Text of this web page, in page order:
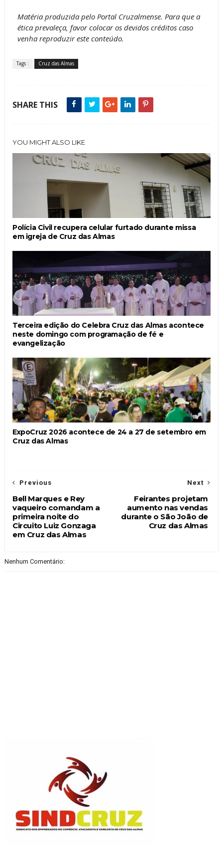
Matéria produzida pelo Portal Cruzalmense. Para que a
ética prevaleça, favor colocar os devidos créditos caso
venha reproduzir este conteúdo.
Tags : Cruz das Almas
SHARE THIS
YOU MIGHT ALSO LIKE
Polícia Civil recupera celular furtado durante missa
em igreja de Cruz das Almas
Terceira edição do Celebra Cruz das Almas acontece
neste domingo com programação de fé e
evangelização
ExpoCruz 2026 acontece de 24 a 27 de setembro em
Cruz das Almas
Next
Feirantes projetam
aumento nas vendas
durante o São João de
Cruz das Almas
Previous
Bell Marques e Rey
vaqueiro comandam a
primeira noite do
Circuito Luiz Gonzaga
em Cruz das Almas
Nenhum Comentário: